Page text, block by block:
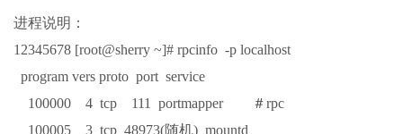
进程说明：
12345678 [root@sherry ~]# rpcinfo -p localhost
program vers proto port service
100000 4 tcp 111 portmapper ＃rpc
100005 3 tcp 48973(随机) mountd